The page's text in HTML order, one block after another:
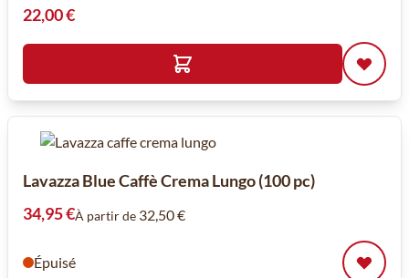
22,00 €
Lavazza Blue Caffè Crema Lungo (100 pc)
34,95 €À partir de 32,50 €
Épuisé